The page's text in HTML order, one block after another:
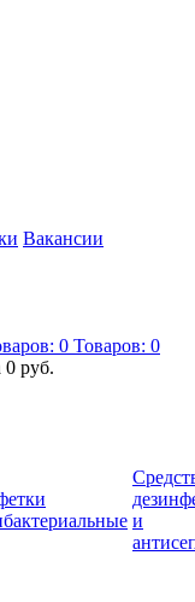
Вакансии
0 Товаров: 0
0 руб.
и